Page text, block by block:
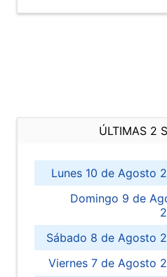
ÚLTIMAS 2
Lunes 10 de Agosto
Domingo 9 de
Sábado 8 de Agosto
Viernes 7 de Agosto